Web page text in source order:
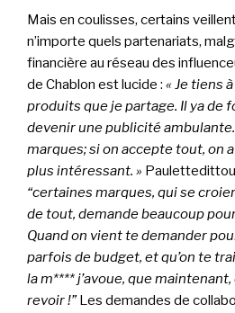
Mais en coulisses, certains
n’importe quels partenariats,
financière au réseau des
de Chablon est lucide : « Je tiens
produits que je partage. Il ya de
devenir une publicité
marques; si on accepte tout, on
plus intéressant. »
“certaines marques, qui se
de tout, demande beaucoup
Quand on vient te demander
parfois de budget, et qu’on te
la m**** j’avoue, que
revoir !”Les demandes de